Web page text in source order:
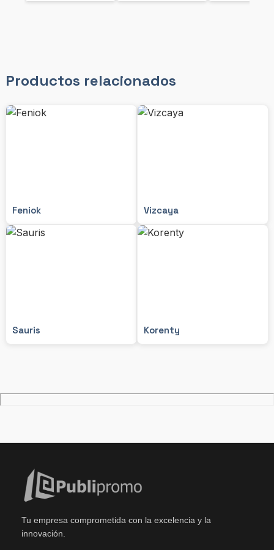
Productos relacionados
Feniok Vizcaya
Sauris Korenty
Tu empresa comprometida con la excelencia y la
innovación.